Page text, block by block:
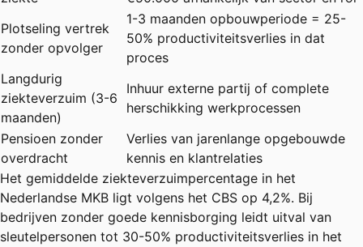
Plotseling vertrek
zonder opvolger
1-3 maanden opbouwperiode = 25-
50% productiviteitsverlies in dat
proces
Langdurig
ziekteverzuim (3-6
maanden)
Inhuur externe partij of complete
herschikking werkprocessen
Pensioen zonder
overdracht
Verlies van jarenlange opgebouwde
kennis en klantrelaties
Het gemiddelde ziekteverzuimpercentage in het
Nederlandse MKB ligt volgens het CBS op 4,2%. Bij
bedrijven zonder goede kennisborging leidt uitval van
sleutelpersonen tot 30-50% productiviteitsverlies in het